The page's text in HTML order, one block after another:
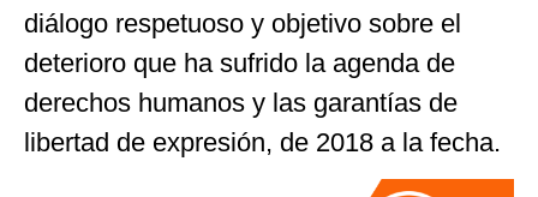
diálogo respetuoso y objetivo sobre el
deterioro que ha sufrido la agenda de
derechos humanos y las garantías de
libertad de expresión, de 2018 a la fecha.